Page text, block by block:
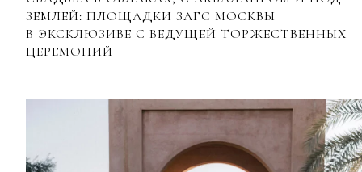
ЗЕМЛЕЙ: ПЛОЩАДКИ ЗАГС МОСКВЫ
В ЭКСКЛЮЗИВЕ С ВЕДУЩЕЙ ТОРЖЕСТВЕННЫХ
ЦЕРЕМОНИЙ